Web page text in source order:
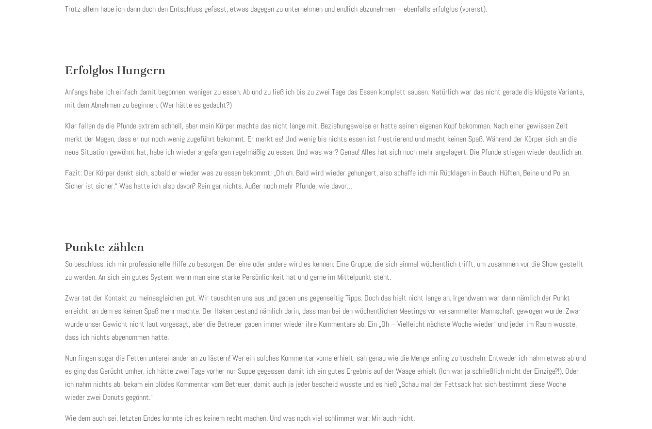
Trotz allem habe ich dann doch den Entschluss gefasst, etwas dagegen zu unternehmen und endlich abzunehmen – ebenfalls erfolglos (vorerst).
Erfolglos Hungern
Anfangs habe ich einfach damit begonnen, weniger zu essen. Ab und zu ließ ich bis zu zwei Tage das Essen komplett sausen. Natürlich war das nicht gerade die klügste Variante,
mit dem Abnehmen zu beginnen. (Wer hätte es gedacht?)
Klar fallen da die Pfunde extrem schnell, aber mein Körper machte das nicht lange mit. Beziehungsweise er hatte seinen eigenen Kopf bekommen. Nach einer gewissen Zeit
merkt der Magen, dass er nur noch wenig zugeführt bekommt. Er merkt es! Und wenig bis nichts essen ist frustrierend und macht keinen Spaß. Während der Körper sich an die
neue Situation gewöhnt hat, habe ich wieder angefangen regelmäßig zu essen. Und was war? Genau! Alles hat sich noch mehr angelagert. Die Pfunde stiegen wieder deutlich an.
Fazit: Der Körper denkt sich, sobald er wieder was zu essen bekommt: „Oh oh. Bald wird wieder gehungert, also schaffe ich mir Rücklagen in Bauch, Hüften, Beine und Po an.
Sicher ist sicher.“ Was hatte ich also davon? Rein gar nichts. Außer noch mehr Pfunde, wie davor…
Punkte zählen
So beschloss, ich mir professionelle Hilfe zu besorgen. Der eine oder andere wird es kennen: Eine Gruppe, die sich einmal wöchentlich trifft, um zusammen vor die Show gestellt
zu werden. An sich ein gutes System, wenn man eine starke Persönlichkeit hat und gerne im Mittelpunkt steht.
Zwar tat der Kontakt zu meinesgleichen gut. Wir tauschten uns aus und gaben uns gegenseitig Tipps. Doch das hielt nicht lange an. Irgendwann war dann nämlich der Punkt
erreicht, an dem es keinen Spaß mehr machte. Der Haken bestand nämlich darin, dass man bei den wöchentlichen Meetings vor versammelter Mannschaft gewogen wurde. Zwar
wurde unser Gewicht nicht laut vorgesagt, aber die Betreuer gaben immer wieder ihre Kommentare ab. Ein „Oh – Vielleicht nächste Woche wieder“ und jeder im Raum wusste,
dass ich nichts abgenommen hatte.
Nun fingen sogar die Fetten untereinander an zu lästern! Wer ein solches Kommentar vorne erhielt, sah genau wie die Menge anfing zu tuscheln. Entweder ich nahm etwas ab und
es ging das Gerücht umher, ich hätte zwei Tage vorher nur Suppe gegessen, damit ich ein gutes Ergebnis auf der Waage erhielt (Ich war ja schließlich nicht der Einzige?!). Oder
ich nahm nichts ab, bekam ein blödes Kommentar vom Betreuer, damit auch ja jeder bescheid wusste und es hieß „Schau mal der Fettsack hat sich bestimmt diese Woche
wieder zwei Donuts gegönnt.“
Wie dem auch sei, letzten Endes konnte ich es keinem recht machen. Und was noch viel schlimmer war: Mir auch nicht.